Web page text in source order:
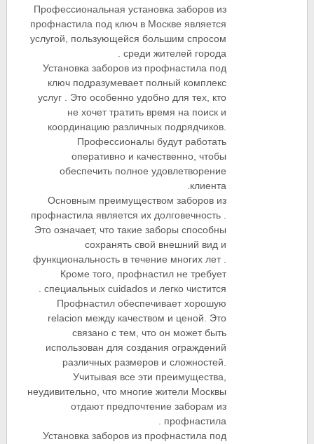
Профессиональная установка заборов из
профнастила под ключ в Москве является
услугой, пользующейся большим спросом
среди жителей города .
Установка заборов из профнастила под
ключ подразумевает полный комплекс
услуг . Это особенно удобно для тех, кто
не хочет тратить время на поиск и
координацию различных подрядчиков.
Профессионалы будут работать
оперативно и качественно, чтобы
обеспечить полное удовлетворение
клиента.
Основным преимуществом заборов из
профнастила является их долговечность .
Это означает, что такие заборы способны
сохранять свой внешний вид и
функциональность в течение многих лет .
Кроме того, профнастил не требует
специальных cuidados и легко чистится .
Профнастил обеспечивает хорошую
relacion между качеством и ценой. Это
связано с тем, что он может быть
использован для создания ограждений
различных размеров и сложностей.
Учитывая все эти преимущества,
неудивительно, что многие жители Москвы
отдают предпочтение заборам из
профнастила .
Установка заборов из профнастила под